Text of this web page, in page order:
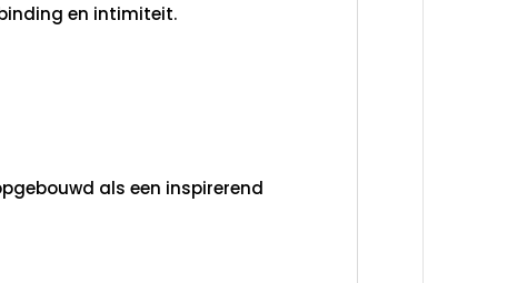
en intimiteit.
als een inspirerend